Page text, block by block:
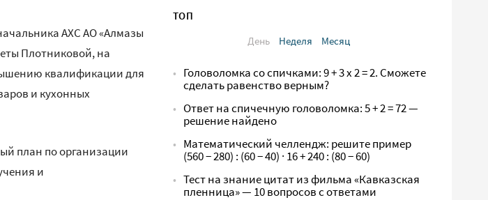
АХС АО «Алмазы
Плотниковой, на
квалификации для
и кухонных
план по организации
и
ТОП
День
Неделя Месяц
Головоломка со спичками: 9 + 3 х 2 = 2. Сможете
сделать равенство верным?
Ответ на спичечную головоломка: 5 + 2 = 72 —
решение найдено
Математический челлендж: решите пример
(560 − 280) : (60 − 40) · 16 + 240 : (80 − 60)
Тест на знание цитат из фильма «Кавказская
пленница» — 10 вопросов с ответами